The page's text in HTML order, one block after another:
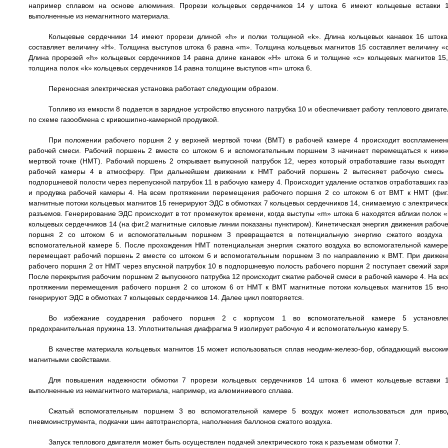
например сплавом на основе алюминия. Прорези кольцевых сердечников 14 у штока 6 имеют кольцевые вставки
выполненные из немагнитного материала.
Кольцевые сердечники 14 имеют прорези длиной «h» и полки толщиной «k». Длина кольцевых канавок 16
составляет величину «H». Толщина выступов штока 6 равна «m». Толщина кольцевых магнитов 15 составляет величину
Длина прорезей «h» кольцевых сердечников 14 равна длине канавок «H» штока 6 и толщине «c» кольцевых магнитов
толщина полок «k» кольцевых сердечников 14 равна толщине выступов «m» штока 6.
Переносная электрическая установка работает следующим образом.
Топливо из емкости 8 подается в зарядное устройство впускного патрубка 10 и обеспечивает работу теплового
по схеме газообмена с кривошипно-камерной продувкой.
При положении рабочего поршня 2 у верхней мертвой точки (ВМТ) в рабочей камере 4 происходит
рабочей смеси. Рабочий поршень 2 вместе со штоком 6 и вспомогательным поршнем 3 начинает перемещаться к
мертвой точке (НМТ). Рабочий поршень 2 открывает выпускной патрубок 12, через который отработавшие газы выходят
рабочей камеры 4 в атмосферу. При дальнейшем движении к НМТ рабочий поршень 2 вытесняет рабочую смесь
подпоршневой полости через перепускной патрубок 11 в рабочую камеру 4. Происходит удаление остатков отработавших
и продувка рабочей камеры 4. На всем протяжении перемещения рабочего поршня 2 со штоком 6 от ВМТ к НМТ
магнитные потоки кольцевых магнитов 15 генерируют ЭДС в обмотках 7 кольцевых сердечников 14, снимаемую с
разъемов. Генерирование ЭДС происходит в тот промежуток времени, когда выступы «m» штока 6 находятся вблизи полок
кольцевых сердечников 14 (на фиг.2 магнитные силовые линии показаны пунктиром). Кинетическая энергия движения
поршня 2 со штоком 6 и вспомогательным поршнем 3 превращается в потенциальную энергию сжатого воздуха
вспомогательной камере 5. После прохождения НМТ потенциальная энергия сжатого воздуха во вспомогательной
перемещает рабочий поршень 2 вместе со штоком 6 и вспомогательным поршнем 3 по направлению к ВМТ. При
рабочего поршня 2 от НМТ через впускной патрубок 10 в подпоршневую полость рабочего поршня 2 поступает свежий
После перекрытия рабочим поршнем 2 выпускного патрубка 12 происходит сжатие рабочей смеси в рабочей камере 4. На
протяжении перемещения рабочего поршня 2 со штоком 6 от НМТ к ВМТ магнитные потоки кольцевых магнитов 15
генерируют ЭДС в обмотках 7 кольцевых сердечников 14. Далее цикл повторяется.
Во избежание соударения рабочего поршня 2 с корпусом 1 во вспомогательной камере 5
предохранительная пружина 13. Уплотнительная диафрагма 9 изолирует рабочую 4 и вспомогательную камеру 5.
В качестве материала кольцевых магнитов 15 может использоваться сплав неодим-железо-бор, обладающий
магнитными свойствами.
Для повышения надежности обмотки 7 прорези кольцевых сердечников 14 штока 6 имеют кольцевые вставки
выполненные из немагнитного материала, например, из алюминиевого сплава.
Сжатый вспомогательным поршнем 3 во вспомогательной камере 5 воздух может использоваться для
пневмоинструмента, подкачки шин автотранспорта, наполнения баллонов сжатого воздуха.
Запуск теплового двигателя может быть осуществлен подачей электрического тока к разъемам обмотки 7.